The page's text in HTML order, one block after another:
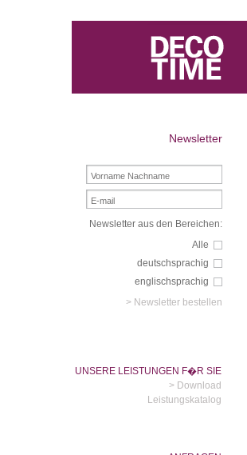
UNSERE LEISTUNGEN F�R SIE
> Download
Leistungskatalog
Newsletter
Newsletter aus den Bereichen:
Alle
deutschsprachig
englischsprachig
> Newsletter bestellen